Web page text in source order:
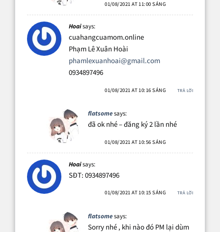
01/08/2021 AT 11:00 SÁNG
Hoaisays:
cuahangcuamom.online
Phạm Lê Xuân Hoài
phamlexuanhoai@gmail.com
0934897496
01/08/2021 AT 10:16 SÁNG TRẢ LỜI
flatsomesays:
đã ok nhé – đăng ký 2 lần nhé
01/08/2021 AT 10:56 SÁNG
Hoaisays:
SĐT: 0934897496
01/08/2021 AT 10:15 SÁNG TRẢ LỜI
flatsomesays:
Sorry nhé , khi nào đó PM lại dùm